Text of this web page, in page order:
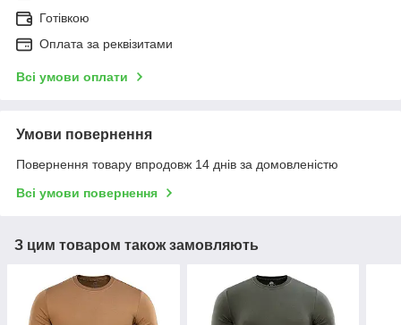
Готівкою
Оплата за реквізитами
Всі умови оплати
Умови повернення
Повернення товару впродовж 14 днів за домовленістю
Всі умови повернення
З цим товаром також замовляють